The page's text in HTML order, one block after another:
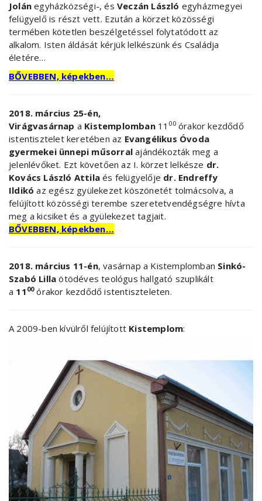
Jolán egyházközségi-, és Veczán László egyházmegyei
felügyelő is részt vett. Ezután a körzet közösségi
termében kötetlen beszélgetéssel folytatódott az
alkalom. Isten áldását kérjük lelkészünk és Családja
életére…
BŐVEBBEN, képekben…
2018. március 25-én,
Virágvasárnap a Kistemplomban11 00órakor kezdődő
istentisztelet keretében az Evangélikus Óvoda
gyermekei ünnepi műsorral ajándékozták meg a
jelenlévőket. Ezt követően az I. körzet lelkésze dr.
Kovács László Attila és felügyelője dr. Endreffy
Ildikó az egész gyülekezet köszönetét tolmácsolva, a
felújított közösségi terembe szeretetvendégségre hívta
meg a kicsiket és a gyülekezet tagjait.
BŐVEBBEN, képekben…
2018. március 11-én, vasárnap a Kistemplomban Sinkó-
Szabó Lilla ötödéves teológus hallgató szuplikált
a 11 00órakor kezdődő istentiszteleten.
A 2009-ben kívülről felújított Kistemplom: